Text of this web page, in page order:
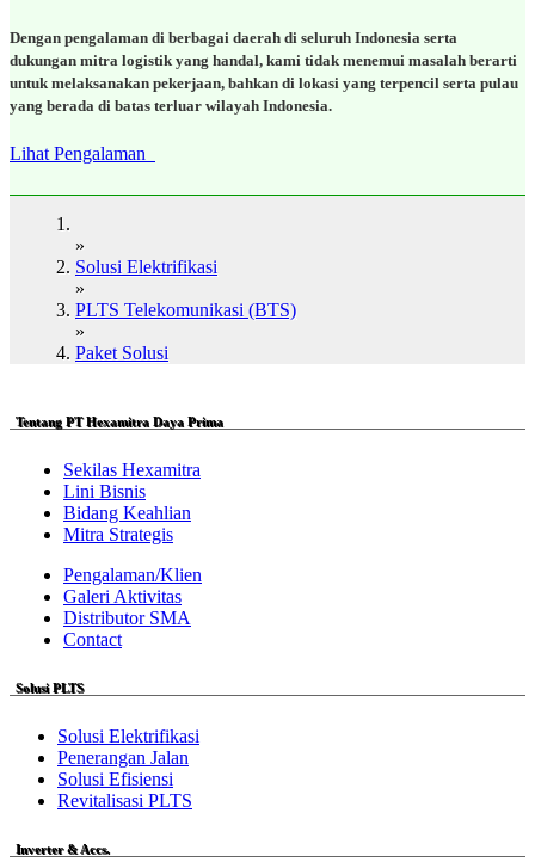
Dengan pengalaman di berbagai daerah di seluruh Indonesia serta
dukungan mitra logistik yang handal, kami tidak menemui masalah berarti
untuk melaksanakan pekerjaan, bahkan di lokasi yang terpencil serta pulau
yang berada di batas terluar wilayah Indonesia.
Lihat Pengalaman
»
Solusi Elektrifikasi
»
PLTS Telekomunikasi (BTS)
»
Paket Solusi
Tentang PT Hexamitra Daya Prima
Sekilas Hexamitra
Lini Bisnis
Bidang Keahlian
Mitra Strategis
Pengalaman/Klien
Galeri Aktivitas
Distributor SMA
Contact
Solusi PLTS
Solusi Elektrifikasi
Penerangan Jalan
Solusi Efisiensi
Revitalisasi PLTS
Inverter & Accs.